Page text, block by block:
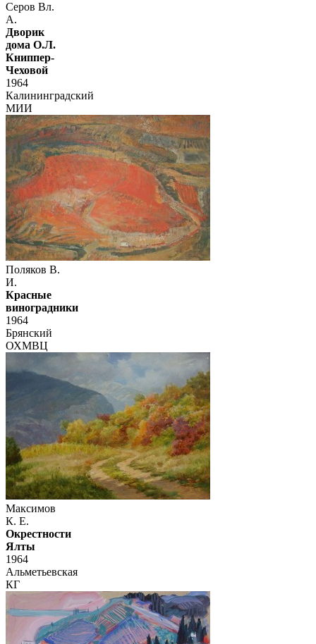
Серов Вл.
А.
Дворик
дома О.Л.
Книппер-
Чеховой
1964
Калининградский
МИИ
Поляков В.
И.
Красные
виноградники
1964
Брянский
ОХМВЦ
Максимов
К. Е.
Окрестности
Ялты
1964
Альметьевская
КГ